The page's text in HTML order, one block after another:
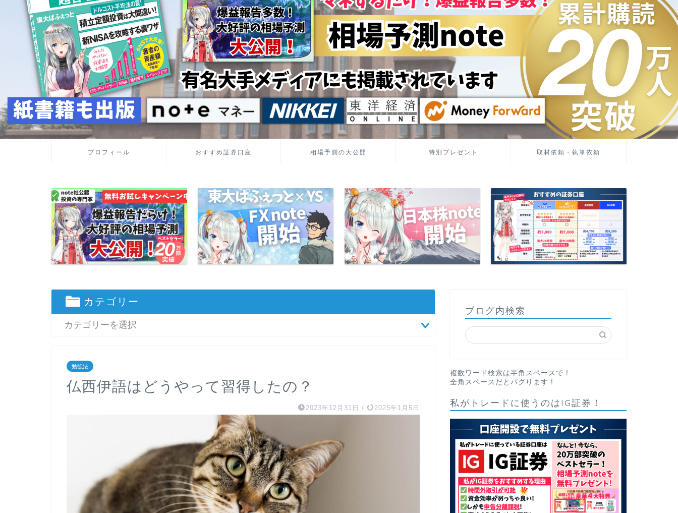
プロフィール おすすめ証券口座 相場予測の大公開 特別プレゼント 取材依頼・執筆依頼
カテゴリー
勉強法
仏西伊語はどうやって習得したの？
2023年12月31日 / 2025年1月5日
ブログ内検索
複数ワード検索は半角スペースで！
全角スペースだとバグります！
私がトレードに使うのはIG証券！